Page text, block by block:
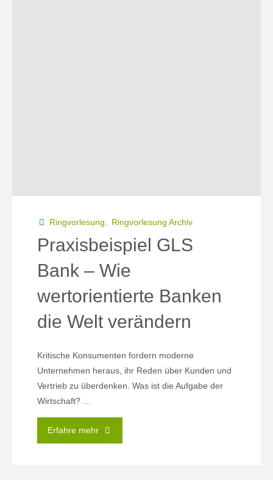
Ringvorlesung Ringvorlesung Archiv
Praxisbeispiel GLS
Bank – Wie
wertorientierte Banken
die Welt verändern
Kritische Konsumenten fordern moderne
Unternehmen heraus, ihr Reden über Kunden und
Vertrieb zu überdenken. Was ist die Aufgabe der
Wirtschaft? …
Erfahre mehr"Praxisbeispiel